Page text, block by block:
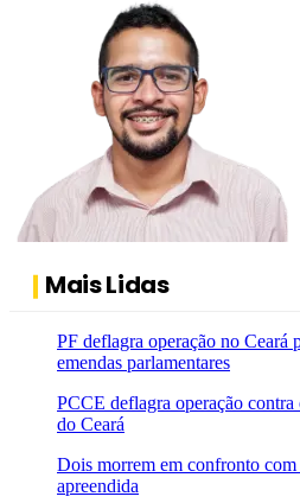
Mais Lidas
PF deflagra operação no Ceará
emendas parlamentares
PCCE deflagra operação
do Ceará
Dois morrem em confronto
apreendida